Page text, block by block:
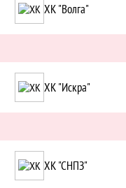
ХК "Волга"
ХК "Искра"
ХК "СНПЗ"